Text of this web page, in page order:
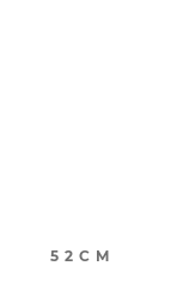
52CM